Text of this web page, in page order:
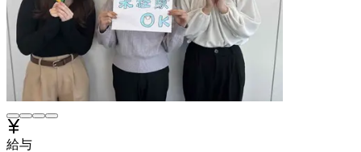
給与